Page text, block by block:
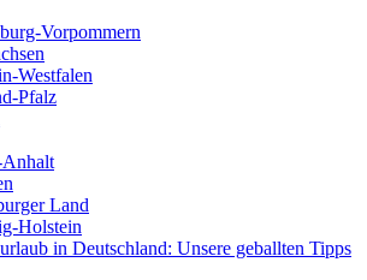
Vorpommern
Westfalen
Pfalz
Anhalt
Land
Holstein
in Deutschland: Unsere geballten Tipps